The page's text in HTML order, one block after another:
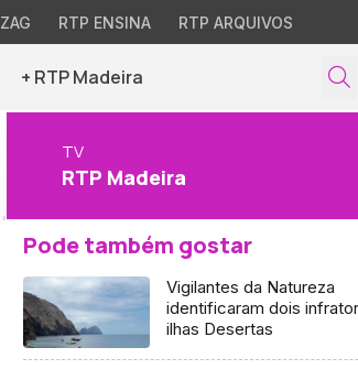
RTP ENSINA RTP ARQUIVOS
+ RTP Madeira
TV
RTP Madeira
Pode também gostar
Vigilantes da Natureza
identificaram dois
ilhas Desertas